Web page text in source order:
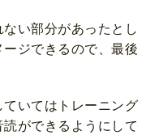
い部分があったとし
ジできるので、最後
ていてはトレーニング
ができるようにして